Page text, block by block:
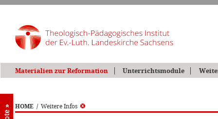
Materialien zur Reformation Unterrichtsmodule
HOME / Weitere Infos